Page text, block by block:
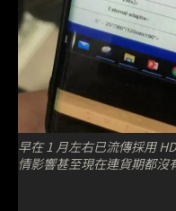
早在 1 月左右已流傳採用
情影響甚至現在連貨期都沒